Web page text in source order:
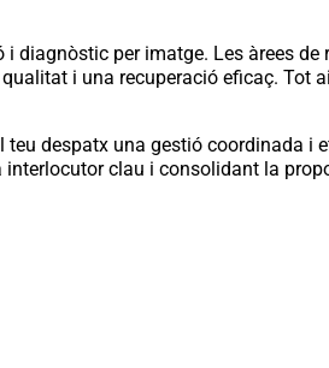
diagnòstic per imatge. Les àrees de
i una recuperació eficaç. Tot
despatx una gestió coordinada i
clau i consolidant la